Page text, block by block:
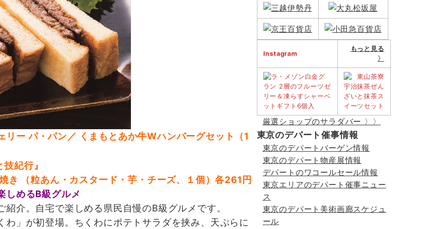
ー パ・パン／ くまもとあか牛Wハンバーグセット（1
き （粒あん・カスタード・芋・チーズ、１個）各261円
しめるB級グルメ
介。自宅で楽しめる県民自慢のB級グルメです。
」が初登場。ちくわにポテトサラダを挟み、天ぷらに
Instagram
もっと見る
〉
厳選ショップのサラダバー 〉〉
東京のデパート催事情報
東京のデパートバーゲン情報
東京のデパート物産展情報
デパートのワコールセール情報
東京エリアのデパート催事ニュー
ス
東京のデパート美術画廊スケジュ
ール